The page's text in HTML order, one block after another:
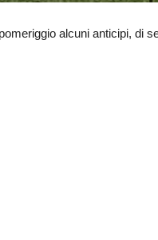
alcuni anticipi, di